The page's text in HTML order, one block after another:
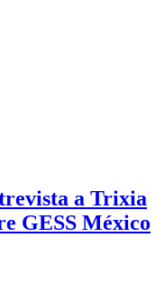
a Trixia
GESS México